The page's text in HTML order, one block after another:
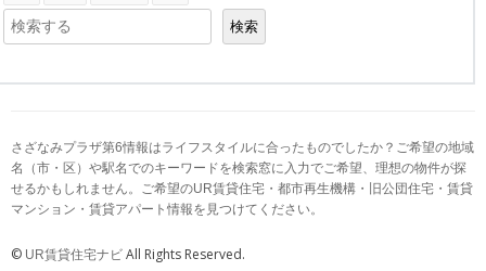
検索
さざなみプラザ第6情報はライフスタイルに合ったものでしたか？ご希望の地域
名（市・区）や駅名でのキーワードを検索窓に入力でご希望、理想の物件が探
せるかもしれません。ご希望のUR賃貸住宅・都市再生機構・旧公団住宅・賃貸
マンション・賃貸アパート情報を見つけてください。
© UR賃貸住宅ナビ All Rights Reserved.